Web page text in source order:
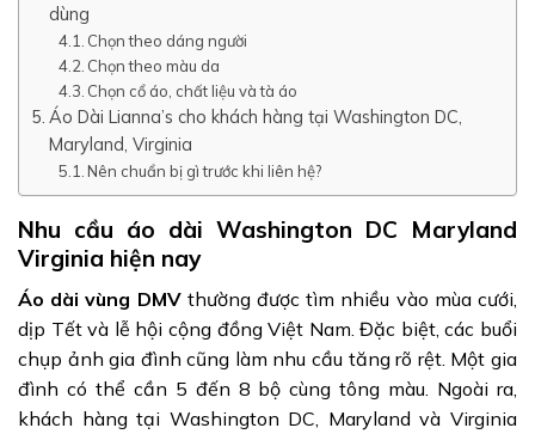
dùng
Chọn theo dáng người
Chọn theo màu da
Chọn cổ áo, chất liệu và tà áo
Áo Dài Lianna’s cho khách hàng tại Washington DC,
Maryland, Virginia
Nên chuẩn bị gì trước khi liên hệ?
Nhu cầu áo dài Washington DC Maryland
Virginia hiện nay
Áo dài vùng DMVthường được tìm nhiều vào mùa cưới,
dịp Tết và lễ hội cộng đồng Việt Nam. Đặc biệt, các buổi
chụp ảnh gia đình cũng làm nhu cầu tăng rõ rệt. Một gia
đình có thể cần 5 đến 8 bộ cùng tông màu. Ngoài ra,
khách hàng tại Washington DC, Maryland và Virginia